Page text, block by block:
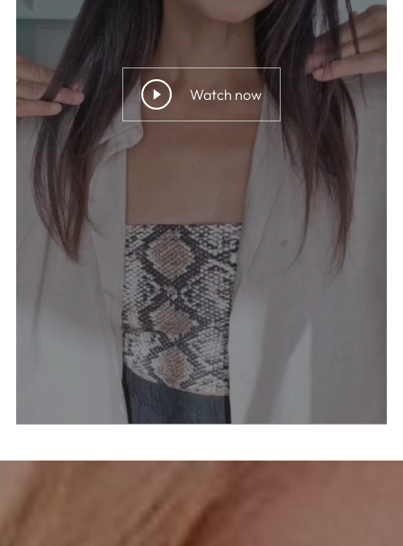
Watch now